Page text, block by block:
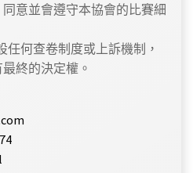
意並會遵守本協會的比賽細
任何查卷制度或上訴機制，
終的決定權。